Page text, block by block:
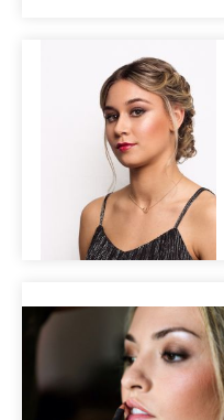
Las mil y una
noches
Maquillaje para
sesión de fotos